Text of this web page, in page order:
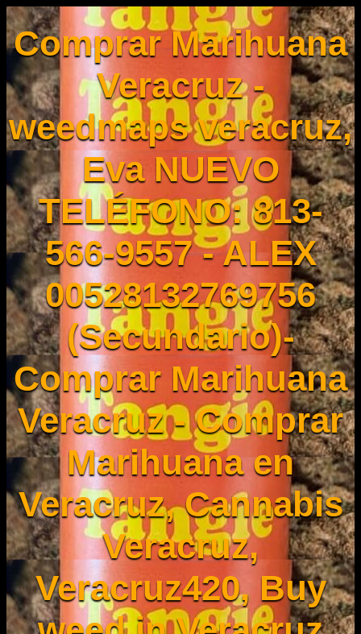
Comprar Marihuana
Veracruz -
weedmaps veracruz,
Eva NUEVO
TELÉFONO: 813-
566-9557 - ALEX
00528132769756
(Secundario)-
Comprar Marihuana
Veracruz - Comprar
Marihuana en
Veracruz, Cannabis
Veracruz,
Veracruz420, Buy